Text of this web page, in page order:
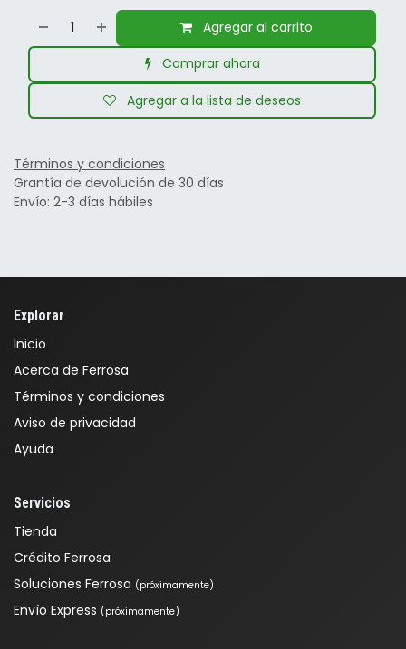
Agregar al carrito
Comprar ahora
Agregar a la lista de deseos
Términos y condiciones
Grantía de devolución de 30 días
Envío: 2-3 días hábiles
Explorar
Inicio
Acerca de Ferrosa
Términos y condiciones
Aviso de privacidad
Ayuda
Servicios
Tienda
Crédito Ferrosa
Soluciones Ferrosa (próximamente)
Envío Express (próximamente)